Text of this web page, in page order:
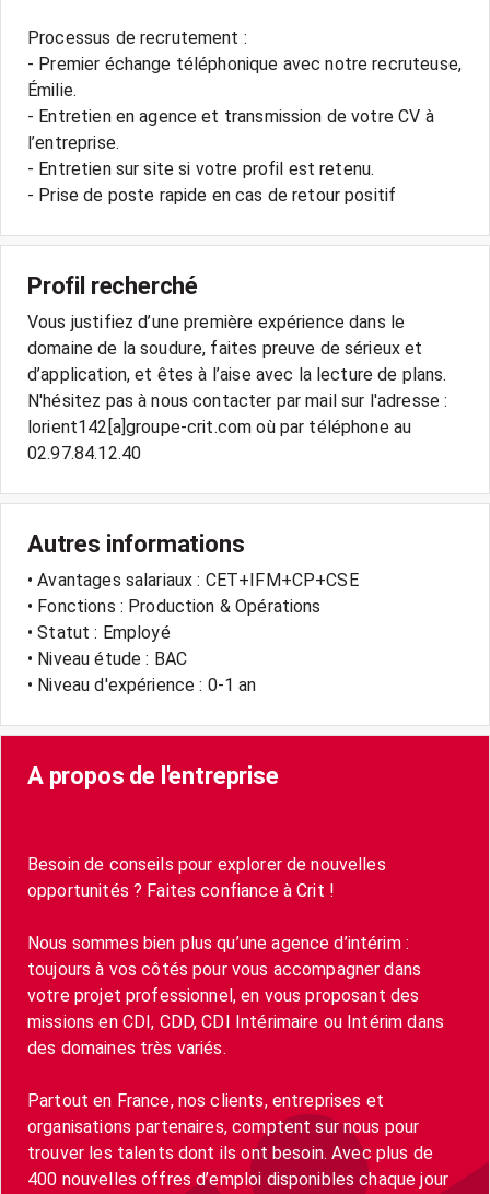
Processus de recrutement :
- Premier échange téléphonique avec notre recruteuse,
Émilie.
- Entretien en agence et transmission de votre CV à
l’entreprise.
- Entretien sur site si votre profil est retenu.
Profil recherché
Vous justifiez d’une première expérience dans le
domaine de la soudure, faites preuve de sérieux et
d’application, et êtes à l’aise avec la lecture de plans.
N'hésitez pas à nous contacter par mail sur l'adresse :
lorient142[a]groupe-crit.com où par téléphone au
Autres informations
• Avantages salariaux : CET+IFM+CP+CSE
• Fonctions : Production & Opérations
• Statut : Employé
• Niveau étude : BAC
• Niveau d'expérience : 0-1 an
A propos de l'entreprise
Besoin de conseils pour explorer de nouvelles
opportunités ? Faites confiance à Crit !
Nous sommes bien plus qu’une agence d’intérim :
toujours à vos côtés pour vous accompagner dans
votre projet professionnel, en vous proposant des
missions en CDI, CDD, CDI Intérimaire ou Intérim dans
des domaines très variés.
Partout en France, nos clients, entreprises et
organisations partenaires, comptent sur nous pour
trouver les talents dont ils ont besoin. Avec plus de
400 nouvelles offres d’emploi disponibles chaque jour